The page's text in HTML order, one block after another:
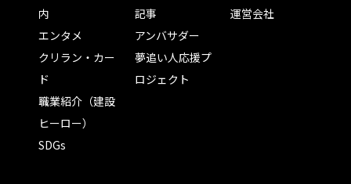
内
エンタメ
クリラン・カー
ド
職業紹介（建設
ヒーロー）
SDGs
記事
アンバサダー
夢追い人応援プ
ロジェクト
運営会社